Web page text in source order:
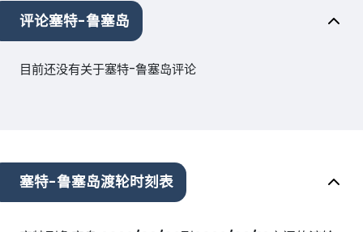
评论塞特-鲁塞岛
目前还没有关于塞特-鲁塞岛评论
塞特-鲁塞岛渡轮时刻表